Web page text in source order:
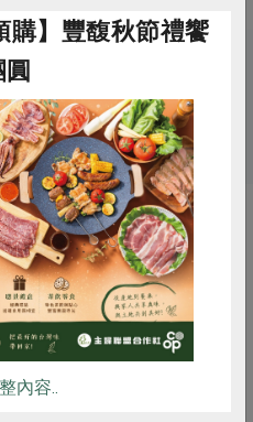
字
料 # 鳳梨
趣的產品
食譜 減硝酸鹽
共同購買
購】豐馥秋節禮饗
圓
內容..